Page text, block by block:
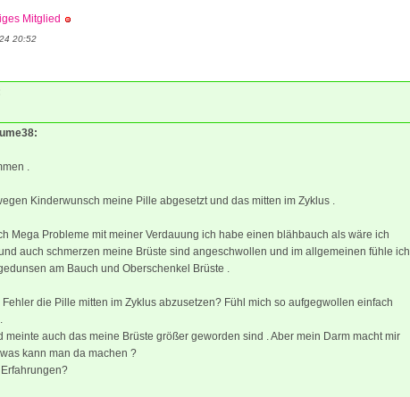
Mitglied
20:52
.
Kinderwunsch meine Pille abgesetzt und das mitten im Zyklus .
Mega Probleme mit meiner Verdauung ich habe einen blähbauch als wäre ich
auch schmerzen meine Brüste sind angeschwollen und im allgemeinen fühle ich
am Bauch und Oberschenkel Brüste .
die Pille mitten im Zyklus abzusetzen? Fühl mich so aufgegwollen einfach
meinte auch das meine Brüste größer geworden sind . Aber mein Darm macht mir
kann man da machen ?